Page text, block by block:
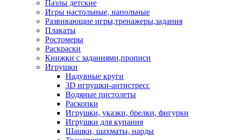
Пазлы детские
Игры настольные, напольные
Развивающие игры,тренажеры,задания
Плакаты
Ростомеры
Раскраски
Книжки с заданиями,прописи
Игрушки
Надувные круги
3D игрушки-антистресс
Водяные пистолеты
Раскопки
Игрушки, указки, брелки, фигурки
Игрушки для купания
Шашки, шахматы, нарды